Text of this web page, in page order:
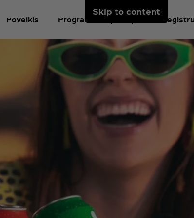
Skip to content
Poveikis Programėlės puslapis